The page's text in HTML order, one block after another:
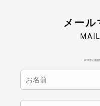
メール
町田市の最新